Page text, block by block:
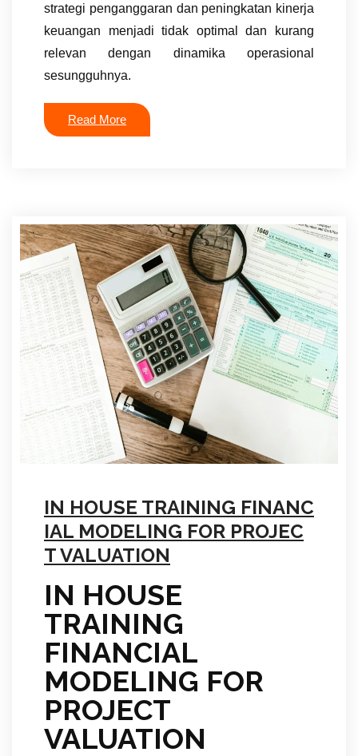
strategi penganggaran dan peningkatan kinerja
keuangan menjadi tidak optimal dan kurang
relevan dengan dinamika operasional
sesungguhnya.
Read More
IN HOUSE TRAINING FINANC
IAL MODELING FOR PROJEC
T VALUATION
IN HOUSE
TRAINING
FINANCIAL
MODELING FOR
PROJECT
VALUATION